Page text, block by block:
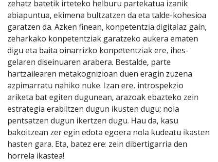
zehatz batetik irteteko helburu partekatua izanik
abiapuntua, ekimena bultzatzen da eta talde-kohesioa
garatzen da. Azken finean, konpetentzia digitalaz gain,
zeharkako konpetentziak garatzeko aukera ematen
digu eta baita oinarrizko konpetentziak ere, ihes-
gelaren diseinuaren arabera. Bestalde, parte
hartzailearen metakognizioan duen eragin zuzena
azpimarratu nahiko nuke. Izan ere, introspekzio
ariketa bat egiten dugunean, arazoak ebazteko zein
estrategia erabiltzen dugun ikusten dugu; nola
pentsatzen dugun ikertzen dugu. Hau da, kasu
bakoitzean zer egin edota egoera nola kudeatu ikasten
hasten gara. Eta, batez ere: zein dibertigarria den
horrela ikastea!